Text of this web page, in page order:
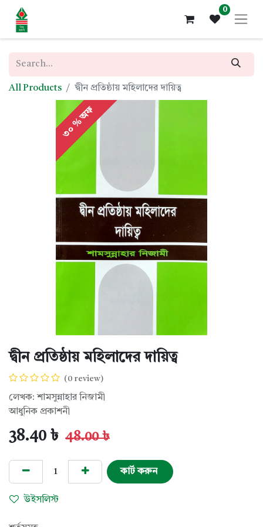
0
All Products দ্বীন প্রতিষ্ঠায় মহিলাদের দায়িত্ব
৩০ % অফ
দ্বীন প্রতিষ্ঠায় মহিলাদের দায়িত্ব
(0 review)
লেখক: শামসুন্নাহার নিজামী
আধুনিক প্রকাশনী
38.40 ৳ 48.00৳
কার্ট করুন
উইসলিস্ট